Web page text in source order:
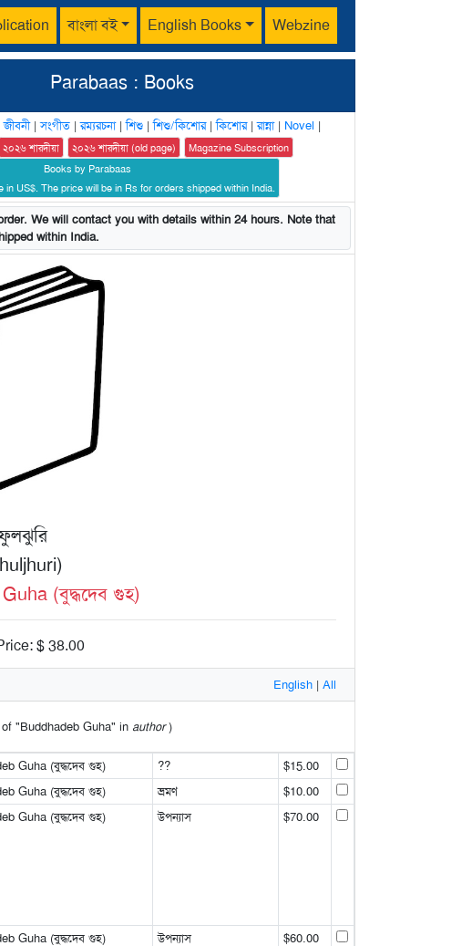
বাংলা বই English Books Webzine
Parabaas : Books
জীবনী|সংগীত |রম্যরচনা|শিশু |শিশু/কিশোর|কিশোর|রান্না| Novel |
২০২৬ শারদীয়া ২০২৬ শারদীয়া (old page) Magazine Subscription
Books by Parabaas
in US$. The price will be in Rs for orders shipped within India.
We will contact you with details within 24 hours. Note that
within India.
(বুদ্ধদেব গুহ)
$ 38.00
English | All
"Buddhadeb Guha" in author)
Guha (বুদ্ধদেব গুহ) ??
$15.00
Guha (বুদ্ধদেব গুহ) ভ্রমণ
$10.00
Guha (বুদ্ধদেব গুহ) উপন্যাস $70.00
Guha (বুদ্ধদেব গুহ) উপন্যাস
$60.00